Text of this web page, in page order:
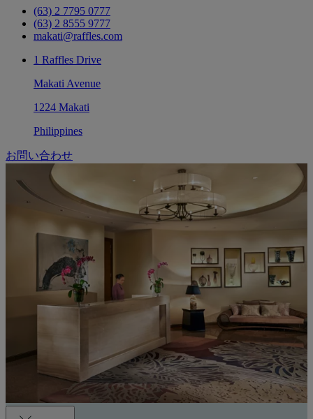
(63) 2 7795 0777
(63) 2 8555 9777
makati@raffles.com
1 Raffles Drive
Makati Avenue
1224 Makati
Philippines
お問い合わせ